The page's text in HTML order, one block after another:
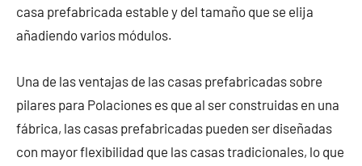
casa prefabricada estable y del tamaño que se elija
añadiendo varios módulos.
Una de las ventajas de las casas prefabricadas sobre
pilares para Polaciones es que al ser construidas en una
fábrica, las casas prefabricadas pueden ser diseñadas
con mayor flexibilidad que las casas tradicionales, lo que